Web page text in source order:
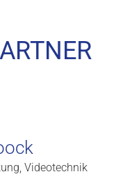
Videotechnik